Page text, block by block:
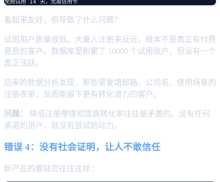
看起来友好，但导致了什么问题？
试用用户质量很低。大量人注册来玩玩，根本不是真正有付费
意愿的客户。数据库里积累了 10000 个试用账户，但没有一个
真正活跃。
后来的数据分析发现，那些需要填邮箱、公司名、使用场景的
注册表单，反而能留下更有转化潜力的客户。
问题：
降低注册摩擦和提高转化率往往是矛盾的。没有任何
承诺的用户，就没有尝试的动力。
错误 4：没有社会证明，让人不敢信任
新产品的着陆页往往这样：